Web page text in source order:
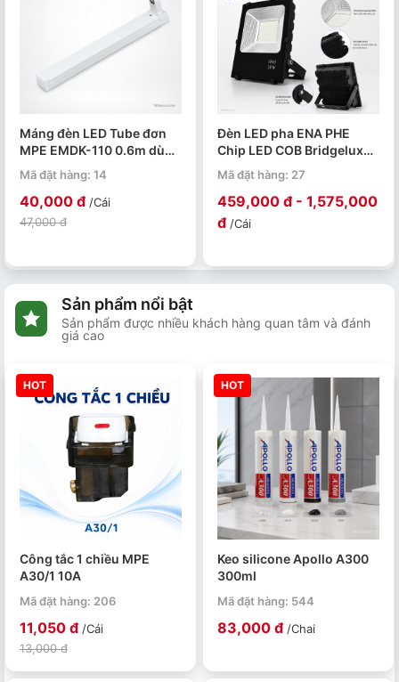
Máng đèn LED Tube đơn
MPE EMDK-110 0.6m dùng
cho bóng T8
Mã đặt hàng: 14
40,000 đ /Cái
47,000 đ
Đèn LED pha ENA PHE
Chip LED COB Bridgelux
50W 100W 150W 200W
Mã đặt hàng: 27
459,000 đ - 1,575,000
đ /Cái
Sản phẩm nổi bật
Sản phẩm được nhiều khách hàng quan tâm và đánh
giá cao
HOT
Công tắc 1 chiều MPE
A30/1 10A
Mã đặt hàng: 206
11,050 đ /Cái
13,000 đ
HOT
Keo silicone Apollo A300
300ml
Mã đặt hàng: 544
83,000 đ /Chai